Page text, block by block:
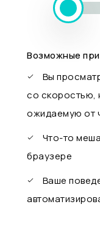
Возможные
Вы
со
ожидаемую от
Что-то
браузере
Ваше